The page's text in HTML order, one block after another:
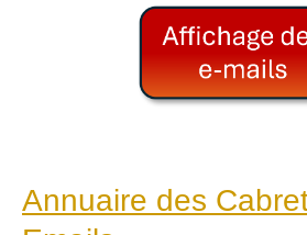
Annuaire des